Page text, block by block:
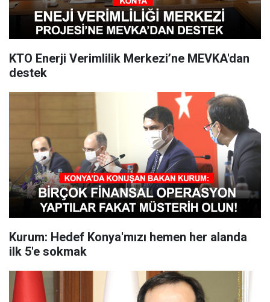
KTO Enerji Verimlilik Merkezi’ne MEVKA'dan
destek
Kurum: Hedef Konya'mızı hemen her alanda
ilk 5'e sokmak